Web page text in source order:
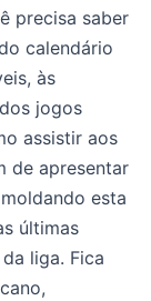
precisa saber
calendário
às
jogos
assistir aos
de apresentar
esta
últimas
liga. Fica